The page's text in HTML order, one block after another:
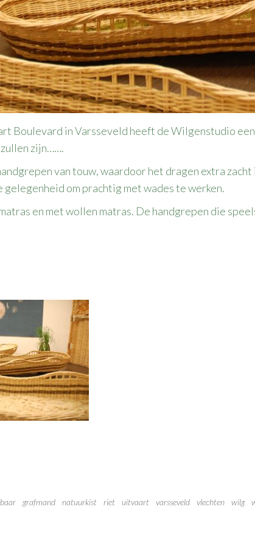
Boulevard in Varsseveld heeft de Wilgenstudio
zijn…….
van touw, waardoor het dragen extra
om prachtig met wades te werken.
en met wollen matras. De handgrepen die
grafmand natuurkist riet uitvaart varsseveld vlechten wilg